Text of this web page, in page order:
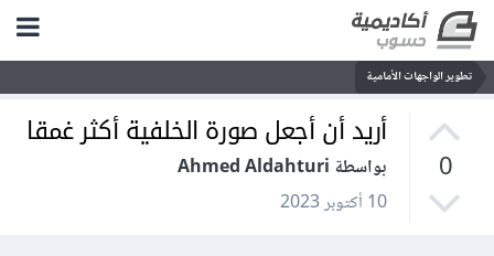
تطوير الواجهات الأمامية
0
أريد أن أجعل صورة الخلفية أكثر غمقا
بواسطة Ahmed Aldahturi
10 أكتوبر 2023